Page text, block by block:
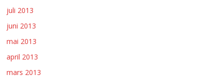
juli 2013
juni 2013
mai 2013
april 2013
mars 2013